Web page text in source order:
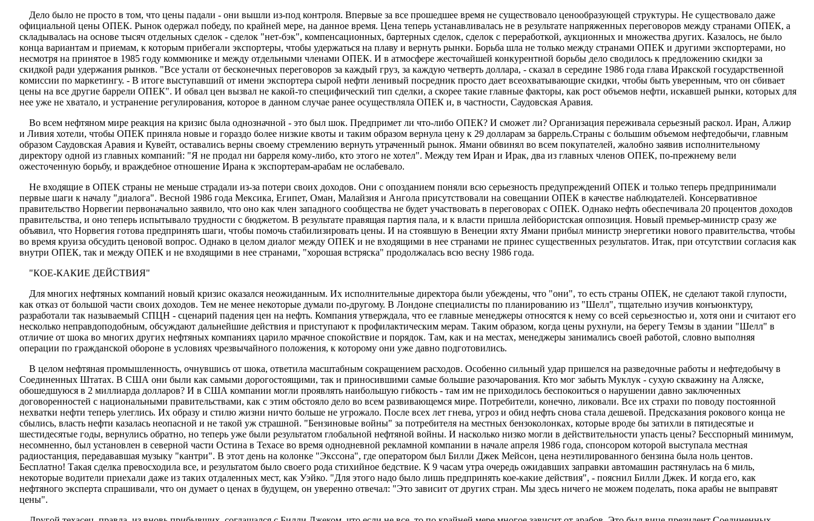
Дело было не просто в том, что цены падали - они вышли из-под контроля. Впервые за все прошедшее время не существовало ценообразующей структуры. Не существовало даже
официальной цены ОПЕК. Рынок одержал победу, по крайней мере, на данное время. Цена теперь устанавливалась не в результате напряженных переговоров между странами ОПЕК, а
складывалась на основе тысяч отдельных сделок - сделок "нет-бэк", компенсационных, бартерных сделок, сделок с переработкой, аукционных и множества других. Казалось, не было
конца вариантам и приемам, к которым прибегали экспортеры, чтобы удержаться на плаву и вернуть рынки. Борьба шла не только между странами ОПЕК и другими экспортерами, но
несмотря на принятое в 1985 году коммюнике и между отдельными членами ОПЕК. И в атмосфере жесточайшей конкурентной борьбы дело сводилось к предложению скидки за
скидкой ради удержания рынков. "Все устали от бесконечных переговоров за каждый груз, за каждую четверть доллара, - сказал в середине 1986 года глава Иракской государственной
комиссии по маркетингу. - В итоге выступавший от имени экспортера сырой нефти ленивый посредник просто дает всеохватывающие скидки, чтобы быть уверенным, что он сбивает
цены на все другие баррели ОПЕК". И обвал цен вызвал не какой-то специфический тип сделки, а скорее такие главные факторы, как рост объемов нефти, искавшей рынки, которых для
нее уже не хватало, и устранение регулирования, которое в данном случае ранее осуществляла ОПЕК и, в частности, Саудовская Аравия.
Во всем нефтяном мире реакция на кризис была однозначной - это был шок. Предпримет ли что-либо ОПЕК? И сможет ли? Организация переживала серьезный раскол. Иран, Алжир
и Ливия хотели, чтобы ОПЕК приняла новые и гораздо более низкие квоты и таким образом вернула цену к 29 долларам за баррель.Страны с большим объемом нефтедобычи, главным
образом Саудовская Аравия и Кувейт, оставались верны своему стремлению вернуть утраченный рынок. Ямани обвинял во всем покупателей, жалобно заявив исполнительному
директору одной из главных компаний: "Я не продал ни барреля кому-либо, кто этого не хотел". Между тем Иран и Ирак, два из главных членов ОПЕК, по-прежнему вели
ожесточенную борьбу, и враждебное отношение Ирана к экспортерам-арабам не ослабевало.
Не входящие в ОПЕК страны не меньше страдали из-за потери своих доходов. Они с опозданием поняли всю серьезность предупреждений ОПЕК и только теперь предпринимали
первые шаги к началу "диалога". Весной 1986 года Мексика, Египет, Оман, Малайзия и Ангола присутствовали на совещании ОПЕК в качестве наблюдателей. Консервативное
правительство Норвегии первоначально заявило, что оно как член западного сообщества не будет участвовать в переговорах с ОПЕК. Однако нефть обеспечивала 20 процентов доходов
правительства, и оно теперь испытывало трудности с бюджетом. В результате правящая партия пала, и к власти пришла лейбористская оппозиция. Новый премьер-министр сразу же
объявил, что Норвегия готова предпринять шаги, чтобы помочь стабилизировать цены. И на стоявшую в Венеции яхту Ямани прибыл министр энергетики нового правительства, чтобы
во время круиза обсудить ценовой вопрос. Однако в целом диалог между ОПЕК и не входящими в нее странами не принес существенных результатов. Итак, при отсутствии согласия как
внутри ОПЕК, так и между ОПЕК и не входящими в нее странами, "хорошая встряска" продолжалась всю весну 1986 года.
"КОЕ-КАКИЕ ДЕЙСТВИЯ"
Для многих нефтяных компаний новый кризис оказался неожиданным. Их исполнительные директора были убеждены, что "они", то есть страны ОПЕК, не сделают такой глупости,
как отказ от большой части своих доходов. Тем не менее некоторые думали по-другому. В Лондоне специалисты по планированию из "Шелл", тщательно изучив конъюнктуру,
разработали так называемый СПЦН - сценарий падения цен на нефть. Компания утверждала, что ее главные менеджеры относятся к нему со всей серьезностью и, хотя они и считают его
несколько неправдоподобным, обсуждают дальнейшие действия и приступают к профилактическим мерам. Таким образом, когда цены рухнули, на берегу Темзы в здании "Шелл" в
отличие от шока во многих других нефтяных компаниях царило мрачное спокойствие и порядок. Там, как и на местах, менеджеры занимались своей работой, словно выполняя
операции по гражданской обороне в условиях чрезвычайного положения, к которому они уже давно подготовились.
В целом нефтяная промышленность, очнувшись от шока, ответила масштабным сокращением расходов. Особенно сильный удар пришелся на разведочные работы и нефтедобычу в
Соединенных Штатах. В США они были как самыми дорогостоящими, так и приносившими самые большие разочарования. Кто мог забыть Муклук - сухую скважину на Аляске,
обошедшуюся в 2 миллиарда долларов? И в США компании могли проявлять наибольшую гибкость - там им не приходилось беспокоиться о нарушении давно заключенных
договоренностей с национальными правительствами, как с этим обстояло дело во всем развивающемся мире. Потребители, конечно, ликовали. Все их страхи по поводу постоянной
нехватки нефти теперь улеглись. Их образу и стилю жизни ничто больше не угрожало. После всех лет гнева, угроз и обид нефть снова стала дешевой. Предсказания рокового конца не
сбылись, власть нефти казалась неопасной и не такой уж страшной. "Бензиновые войны" за потребителя на местных бензоколонках, которые вроде бы затихли в пятидесятые и
шестидесятые годы, вернулись обратно, но теперь уже были результатом глобальной нефтяной войны. И насколько низко могли в действительности упасть цены? Бесспорный минимум,
несомненно, был установлен в северной части Остина в Техасе во время однодневной рекламной компании в начале апреля 1986 года, спонсором которой выступала местная
радиостанция, передававшая музыку "кантри". В этот день на колонке "Экссона", где оператором был Билли Джек Мейсон, цена неэтилированного бензина была ноль центов.
Бесплатно! Такая сделка превосходила все, и результатом было своего рода стихийное бедствие. К 9 часам утра очередь ожидавших заправки автомашин растянулась на 6 миль,
некоторые водители приехали даже из таких отдаленных мест, как Уэйко. "Для этого надо было лишь предпринять кое-какие действия", - пояснил Билли Джек. И когда его, как
нефтяного эксперта спрашивали, что он думает о ценах в будущем, он уверенно отвечал: "Это зависит от других стран. Мы здесь ничего не можем поделать, пока арабы не выправят
цены".